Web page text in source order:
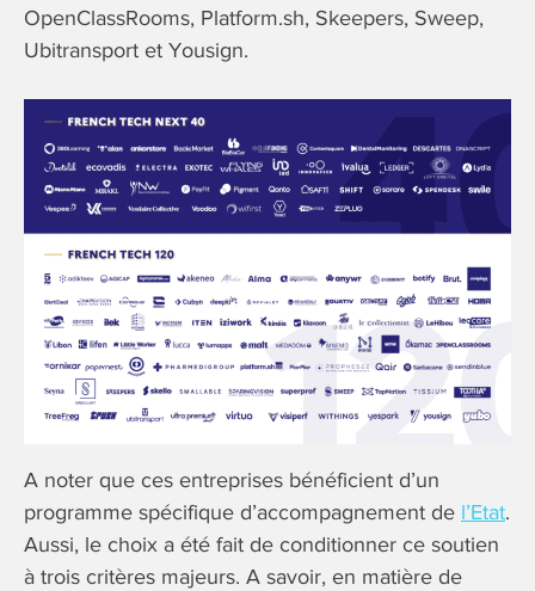
OpenClassRooms, Platform.sh, Skeepers, Sweep,
Ubitransport et Yousign.
A noter que ces entreprises bénéficient d’un
programme spécifique d’accompagnement de l’Etat.
Aussi, le choix a été fait de conditionner ce soutien
à trois critères majeurs. A savoir, en matière de